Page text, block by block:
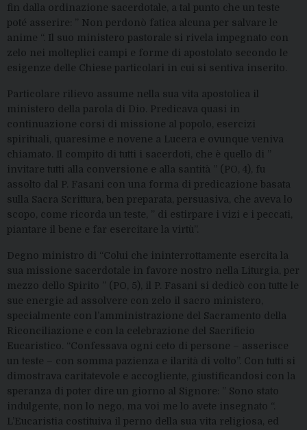
fin dalla ordinazione sacerdotale, a tal punto che un teste
poté asserire: ” Non perdonò fatica alcuna per salvare le
anime “. Il suo ministero pastorale si rivela impegnato con
zelo nei molteplici campi e forme di apostolato secondo le
esigenze delle Chiese particolari in cui si sentiva inserito.
Particolare rilievo assume nella sua vita apostolica il
ministero della parola di Dio. Predicava quasi in
continuazione corsi di missione al popolo, esercizi
spirituali, quaresime e novene a Lucera e ovunque veniva
chiamato. Il compito di tutti i sacerdoti, che è quello di ”
invitare tutti alla conversione e alla santità ” (PO, 4), fu
assolto dal P. Fasani con una forma di predicazione basata
sulla Sacra Scrittura, ben preparata, persuasiva, che aveva lo
scopo, come ricorda un teste, ” di estirpare i vizi e i peccati,
piantare il bene e far esercitare la virtù”.
Degno ministro di “Colui che ininterrottamente esercita la
sua missione sacerdotale in favore nostro nella Liturgia, per
mezzo dello Spirito ” (PO, 5), il P. Fasani si dedicò con tutte le
sue energie ad assolvere con zelo il sacro ministero,
specialmente con l’amministrazione del Sacramento della
Riconciliazione e con la celebrazione del Sacrificio
Eucaristico. “Confessava ogni ceto di persone – asserisce
un teste – con somma pazienza e ilarità di volto”. Con tutti si
dimostrava caritatevole e accogliente, giustificandosi con la
speranza di poter dire un giorno al Signore: ” Sono stato
indulgente, non lo nego, ma voi me lo avete insegnato “.
L’Eucaristia costituiva il perno della sua vita religiosa, ed